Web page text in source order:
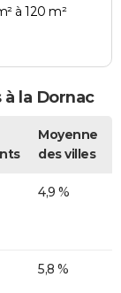
à 120 m²
la Dornac
Moyenne
des villes
4,9 %
5,8 %